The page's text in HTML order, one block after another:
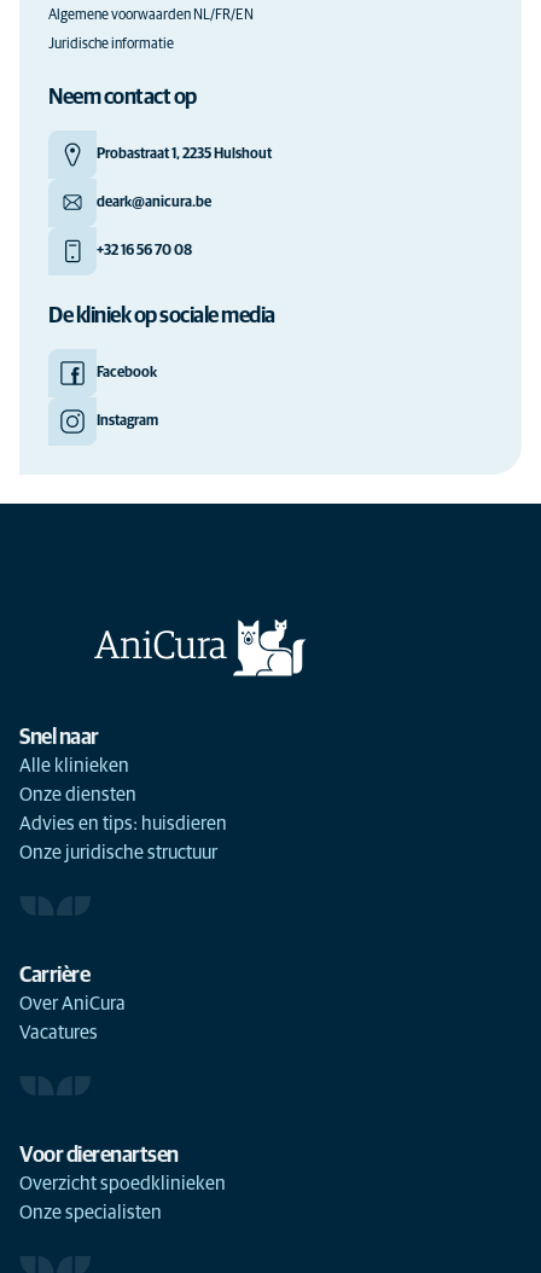
Algemene voorwaarden NL/FR/EN
Juridische informatie
Neem contact op
Probastraat 1, 2235 Hulshout
deark@anicura.be
+32 16 56 70 08
De kliniek op sociale media
Facebook
Instagram
Snel naar
Alle klinieken
Onze diensten
Advies en tips: huisdieren
Onze juridische structuur
Carrière
Over AniCura
Vacatures
Voor dierenartsen
Overzicht spoedklinieken
Onze specialisten